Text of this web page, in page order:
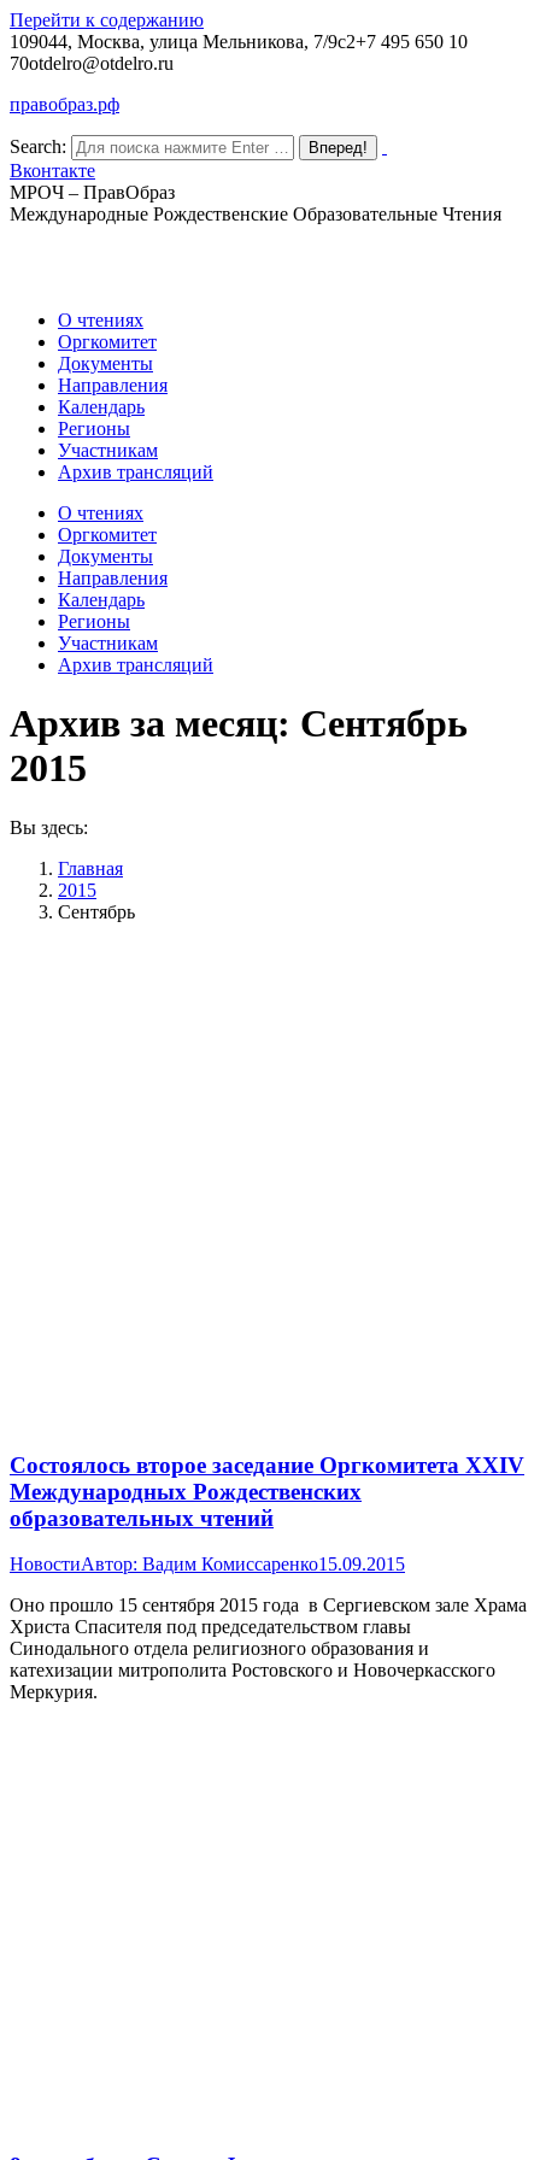
Перейти к содержанию
109044, Москва, улица Мельникова, 7/9с2+7 495 650 10
70otdelro@otdelro.ru
правобраз.рф
Search:
Вконтакте
МРОЧ – ПравОбраз
Международные Рождественские Образовательные Чтения
О чтениях
Оргкомитет
Документы
Направления
Календарь
Регионы
Участникам
Архив трансляций
О чтениях
Оргкомитет
Документы
Направления
Календарь
Регионы
Участникам
Архив трансляций
Архив за месяц: Сентябрь
2015
Вы здесь:
Главная
2015
Сентябрь
Состоялось второе заседание Оргкомитета XXIV
Международных Рождественских
образовательных чтений
НовостиАвтор: Вадим Комиссаренко15.09.2015
Оно прошло 15 сентября 2015 года в Сергиевском зале Храма
Христа Спасителя под председательством главы
Синодального отдела религиозного образования и
катехизации митрополита Ростовского и Новочеркасского
Меркурия.